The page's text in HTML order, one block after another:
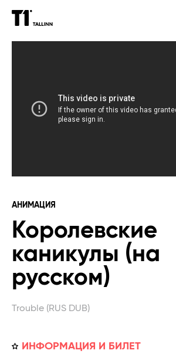
(на
русском)
АНИМАЦИЯ
Королевские
каникулы (на
русском)
Trouble (RUS DUB)
ИНФОРМАЦИЯ И БИЛЕТ